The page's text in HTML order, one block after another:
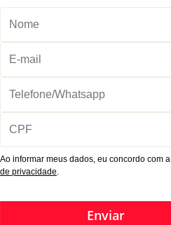
Ao informar meus dados, eu concordo com a
de privacidade.
Enviar